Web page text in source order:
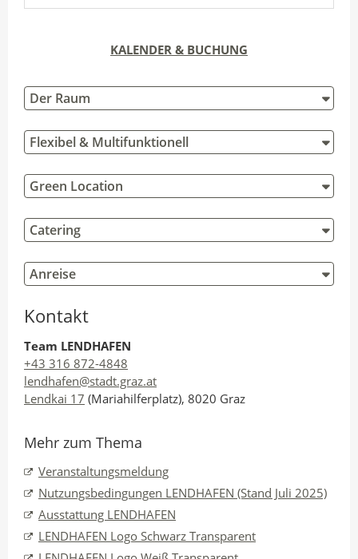
KALENDER & BUCHUNG
Der Raum
Flexibel & Multifunktionell
Green Location
Catering
Anreise
Kontakt
Team LENDHAFEN
+43 316 872-4848
lendhafen@stadt.graz.at
Lendkai 17 (Mariahilferplatz), 8020 Graz
Mehr zum Thema
Veranstaltungsmeldung
Nutzungsbedingungen LENDHAFEN (Stand Juli 2025)
Ausstattung LENDHAFEN
LENDHAFEN Logo Schwarz Transparent